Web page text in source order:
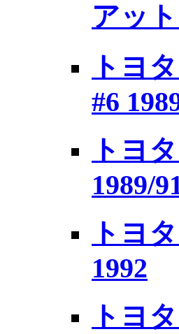
アッ
トヨ
#6
トヨ
1989/
トヨ
1992
トヨ